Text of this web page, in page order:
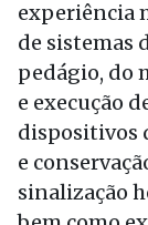
experiência
de sistemas
pedágio, do
e execução
dispositivos
e
sinalização